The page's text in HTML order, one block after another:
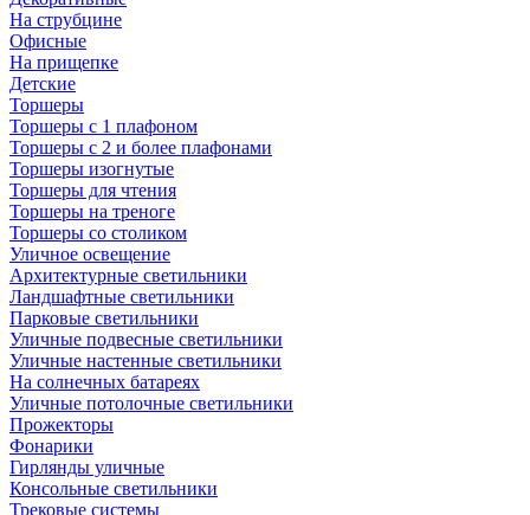
На струбцине
Офисные
На прищепке
Детские
Торшеры
Торшеры с 1 плафоном
Торшеры с 2 и более плафонами
Торшеры изогнутые
Торшеры для чтения
Торшеры на треноге
Торшеры со столиком
Уличное освещение
Архитектурные светильники
Ландшафтные светильники
Парковые светильники
Уличные подвесные светильники
Уличные настенные светильники
На солнечных батареях
Уличные потолочные светильники
Прожекторы
Фонарики
Гирлянды уличные
Консольные светильники
Трековые системы